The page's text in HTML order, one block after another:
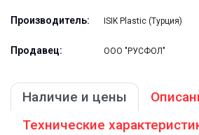
Производитель: ISIK Plastic (Турция)
Продавец: ООО "РУСФОЛ"
Наличие и цены
Технические